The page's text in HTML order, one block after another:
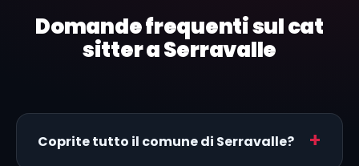
Domande frequenti sul cat
sitter a Serravalle
Coprite tutto il comune di Serravalle?